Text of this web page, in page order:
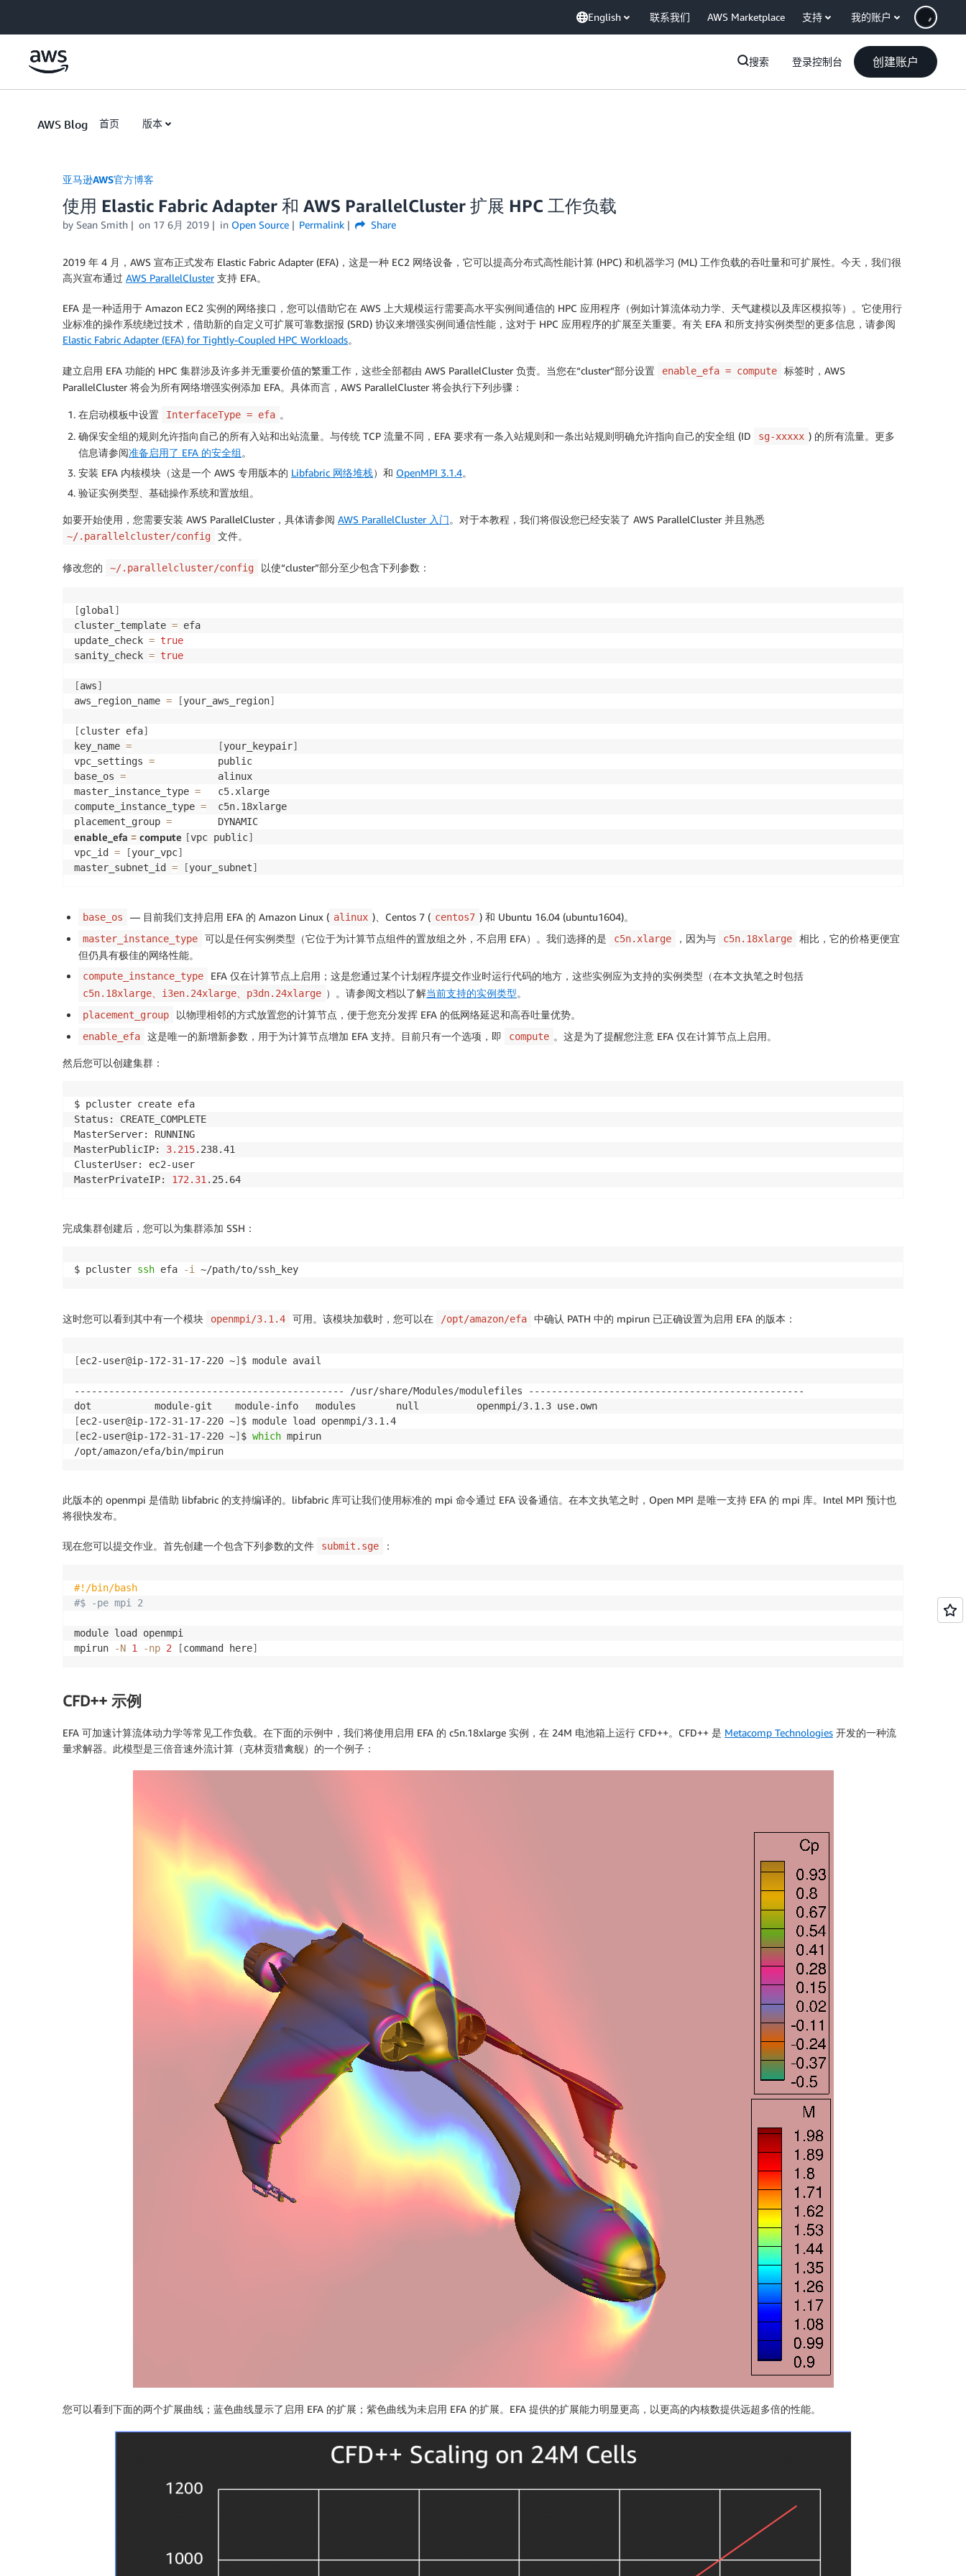
English 联系我们 AWS Marketplace 支持 我的账户
搜索 登录控制台 创建账户
AWS Blog 首页 版本
亚马逊AWS官方博客
使用 Elastic Fabric Adapter 和 AWS ParallelCluster 扩展 HPC 工作负载
by Sean Smith on 17 6月 2019 in Open Source Permalink Share
2019 年 4 月，AWS 宣布正式发布 Elastic Fabric Adapter (EFA)，这是一种 EC2 网络设备，它可以提高分布式高性能计算 (HPC) 和机器学习 (ML) 工作负载的吞吐量和可扩展性。今天，我们很
高兴宣布通过 AWS ParallelCluster支持 EFA。
EFA 是一种适用于 Amazon EC2 实例的网络接口，您可以借助它在 AWS 上大规模运行需要高水平实例间通信的 HPC 应用程序（例如计算流体动力学、天气建模以及库区模拟等）。它使用行
业标准的操作系统绕过技术，借助新的自定义可扩展可靠数据报 (SRD) 协议来增强实例间通信性能，这对于 HPC 应用程序的扩展至关重要。有关 EFA 和所支持实例类型的更多信息，请参阅
Elastic Fabric Adapter (EFA) for Tightly-Coupled HPC Workloads。
建立启用 EFA 功能的 HPC 集群涉及许多并无重要价值的繁重工作，这些全部都由 AWS ParallelCluster 负责。当您在“cluster”部分设置 enable_efa = compute
标签时，AWS
ParallelCluster 将会为所有网络增强实例添加 EFA。具体而言，AWS ParallelCluster 将会执行下列步骤：
在启动模板中设置 InterfaceType = efa 。
确保安全组的规则允许指向自己的所有入站和出站流量。与传统 TCP 流量不同，EFA 要求有一条入站规则和一条出站规则明确允许指向自己的安全组 (ID
sg-xxxxx ) 的所有流量。更多
信息请参阅准备启用了 EFA 的安全组 。
安装 EFA 内核模块（这是一个 AWS 专用版本的 Libfabric 网络堆栈）和 OpenMPI 3.1.4。
验证实例类型、基础操作系统和置放组。
如要开始使用，您需要安装 AWS ParallelCluster，具体请参阅 AWS ParallelCluster 入门。对于本教程，我们将假设您已经安装了 AWS ParallelCluster 并且熟悉
~/.parallelcluster/config 文件。
修改您的 ~/.parallelcluster/config 以使“cluster”部分至少包含下列参数：
[global ]
cluster_template = efa
update_check = true
sanity_check = true
[aws]
aws_region_name = [your_aws_region]
[cluster efa]
key_name = [your_keypair]
vpc_settings =
           public
base_os =
                alinux
master_instance_type =
   c5.xlarge
compute_instance_type =
  c5n.18xlarge
placement_group =
enable_efa = compute [vpc public]
vpc_id = [your_vpc]
master_subnet_id = [your_subnet]
base_os — 目前我们支持启用 EFA 的 Amazon Linux ( alinux )、Centos 7 ( centos7 ) 和 Ubuntu 16.04 (ubuntu1604)。
master_instance_type 可以是任何实例类型（它位于为计算节点组件的置放组之外，不启用 EFA）。我们选择的是 c5n.xlarge ，因为与 c5n.18xlarge
相比，它的价格更便宜
但仍具有极佳的网络性能。
compute_instance_type EFA 仅在计算节点上启用；这是您通过某个计划程序提交作业时运行代码的地方，这些实例应为支持的实例类型（在本文执笔之时包括
c5n.18xlarge、i3en.24xlarge、p3dn.24xlarge ）。请参阅文档以了解当前支持的实例类型。
placement_group 以物理相邻的方式放置您的计算节点，便于您充分发挥 EFA 的低网络延迟和高吞吐量优势。
enable_efa 这是唯一的新增新参数，用于为计算节点增加 EFA 支持。目前只有一个选项，即 compute 。这是为了提醒您注意 EFA 仅在计算节点上启用。
然后您可以创建集群：
$ pcluster create efa
Status: CREATE_COMPLETE
MasterServer: RUNNING
MasterPublicIP: 3.215.238.41
ClusterUser: ec2-user
MasterPrivateIP: 172.31 .25.64
完成集群创建后，您可以为集群添加 SSH：
$ pcluster ssh efa -i ~/path/to/ssh_key
这时您可以看到其中有一个模块 openmpi/3.1.4 可用。该模块加载时，您可以在 /opt/amazon/efa 中确认 PATH 中的 mpirun 已正确设置为启用 EFA 的版本：
[ec2-user@ip-172-31-17-220 ~] $ module avail
----------------------------------------------- /usr/share/Modules/modulefiles ------------------------------------------------
[ec2-user@ip-172-31-17-220 ~]
[ec2-user@ip-172-31-17-220 ~] $ which mpirun
/opt/amazon/efa/bin/mpirun
此版本的 openmpi 是借助 libfabric 的支持编译的。libfabric 库可让我们使用标准的 mpi 命令通过 EFA 设备通信。在本文执笔之时，Open MPI 是唯一支持 EFA 的 mpi 库。Intel MPI 预计也
将很快发布。
现在您可以提交作业。首先创建一个包含下列参数的文件 submit.sge ：
#!/bin/bash
#$ -pe mpi 2
module load openmpi
mpirun
-N 1 -np 2 [command here]
CFD++ 示例
EFA 可加速计算流体动力学等常见工作负载。在下面的示例中，我们将使用启用 EFA 的 c5n.18xlarge 实例，在 24M 电池箱上运行 CFD++。CFD++ 是 Metacomp Technologies 开发的一种流
量求解器。此模型是三倍音速外流计算（克林贡猎禽舰）的一个例子：
您可以看到下面的两个扩展曲线；蓝色曲线显示了启用 EFA 的扩展；紫色曲线为未启用 EFA 的扩展。EFA 提供的扩展能力明显更高，以更高的内核数提供远超多倍的性能。